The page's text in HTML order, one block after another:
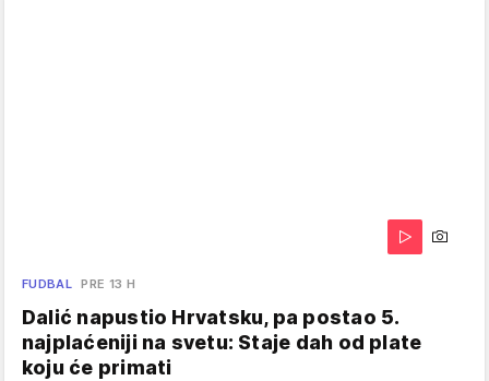
FUDBAL PRE 13 H
Dalić napustio Hrvatsku, pa postao 5.
najplaćeniji na svetu: Staje dah od plate
koju će primati